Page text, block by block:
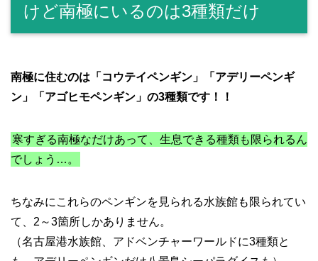
けど南極にいるのは3種類だけ
南極に住むのは「コウテイペンギン」「アデリーペンギ
ン」「アゴヒモペンギン」の3種類です！！
寒すぎる南極なだけあって、生息できる種類も限られるん
でしょう…。
ちなみにこれらのペンギンを見られる水族館も限られてい
て、2～3箇所しかありません。
（名古屋港水族館、アドベンチャーワールドに3種類と